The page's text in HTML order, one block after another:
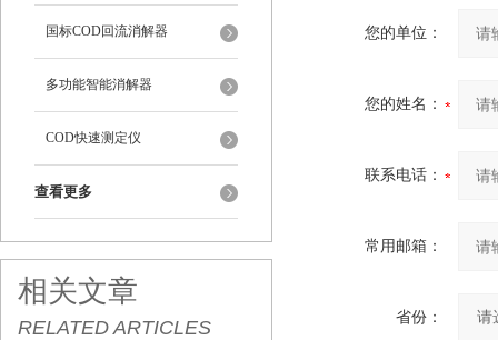
国标COD回流消解器
多功能智能消解器
COD快速测定仪
查看更多
相关文章
RELATED ARTICLES
您的单位：
您的姓名：
联系电话：
常用邮箱：
省份：